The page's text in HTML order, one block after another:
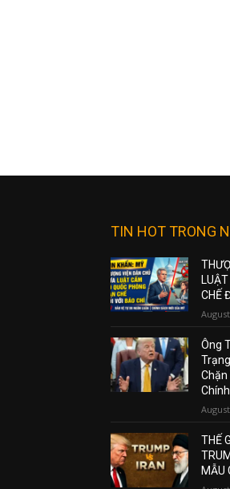
TIN HOT TRONG
CHẾ
Ông
Chặn
THẾ
MẪU